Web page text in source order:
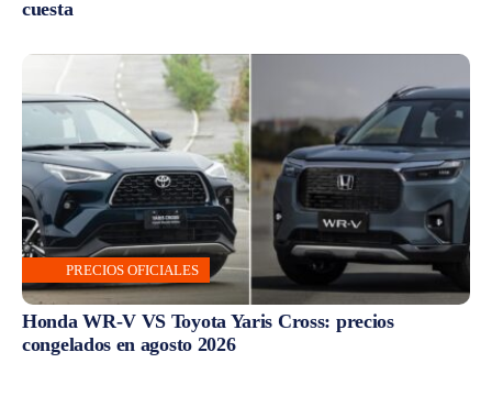
cuesta
PRECIOS OFICIALES
Honda WR-V VS Toyota Yaris Cross: precios
congelados en agosto 2026